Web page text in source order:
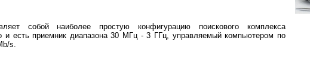
собой наиболее простую конфигурацию поискового комплекса
и есть приемник диапазона 30 МГц - 3 ГГц, управляемый компьютером по
s.